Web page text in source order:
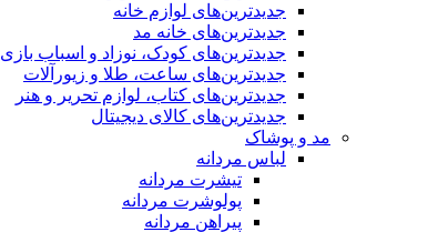
جدید‌ترین‌های لوازم خانه
جدیدترین‌های خانه مد
جدید‌ترین‌های کودک، نوزاد و اسباب بازی
جدید‌ترین‌های ساعت، طلا و زیورآلات
جدید‌ترین‌های کتاب، لوازم تحریر و هنر
جدید‌ترین‌های کالای دیجیتال
مد و پوشاک
لباس مردانه
تیشرت مردانه
پولوشرت مردانه
پیراهن مردانه